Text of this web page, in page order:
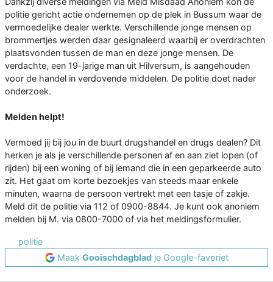
politie gericht actie ondernemen op de plek in Bussum waar de
vermoedelijke dealer werkte. Verschillende jonge mensen op
brommertjes werden daar gesignaleerd waarbij er overdrachten
plaatsvonden tussen de man en deze jonge mensen. De
verdachte, een 19-jarige man uit Hilversum, is aangehouden
voor de handel in verdovende middelen. De politie doet nader
onderzoek.
Melden helpt!
Vermoed jij bij jou in de buurt drugshandel en drugs dealen? Dit
herken je als je verschillende personen af en aan ziet lopen (of
rijden) bij een woning of bij iemand die in een geparkeerde auto
zit. Het gaat om korte bezoekjes van steeds maar enkele
minuten, waarna de persoon vertrekt met een tasje of zakje.
Meld dit de politie via 112 of 0900-8844. Je kunt ook anoniem
melden bij M. via 0800-7000 of via het meldingsformulier.
politie
Maak Gooischdagbladje Google-favoriet